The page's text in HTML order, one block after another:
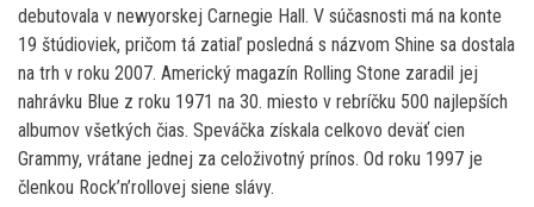
debutovala v newyorskej Carnegie Hall. V súčasnosti má na konte
19 štúdioviek, pričom tá zatiaľ posledná s názvom Shine sa dostala
na trh v roku 2007. Americký magazín Rolling Stone zaradil jej
nahrávku Blue z roku 1971 na 30. miesto v rebríčku 500 najlepších
albumov všetkých čias. Speváčka získala celkovo deväť cien
Grammy, vrátane jednej za celoživotný prínos. Od roku 1997 je
členkou Rock’n’rollovej siene slávy.